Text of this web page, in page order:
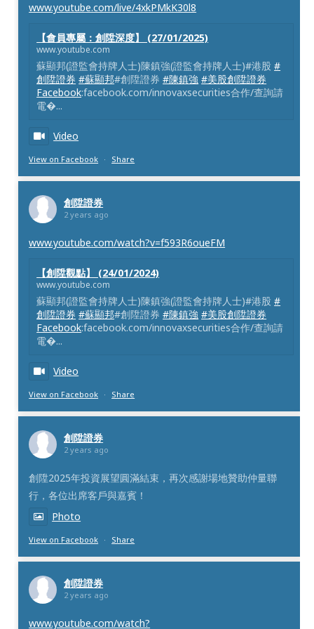
www.youtube.com/live/4xkPMkK30l8
【會員專屬：創陞深度】 (27/01/2025)
www.youtube.com
蘇顯邦(證監會持牌人士)陳鎮強(證監會持牌人士)#港股#
創陞證券 #蘇顯邦#創陞證券#陳鎮強 #美股創陞證券
Facebook:facebook.com/innovaxsecurities合作/查詢請
電�...
Video
View on Facebook · Share
創陞證券
2 years ago
www.youtube.com/watch?v=f593R6oueFM
【創陞觀點】 (24/01/2024)
www.youtube.com
蘇顯邦(證監會持牌人士)陳鎮強(證監會持牌人士)#港股#
創陞證券 #蘇顯邦#創陞證券#陳鎮強 #美股創陞證券
Facebook:facebook.com/innovaxsecurities合作/查詢請
電�...
Video
View on Facebook · Share
創陞證券
2 years ago
創陞2025年投資展望圓滿結束，再次感謝場地贊助仲量聯
行，各位出席客戶與嘉賓！
Photo
View on Facebook · Share
創陞證券
2 years ago
www.youtube.com/watch?